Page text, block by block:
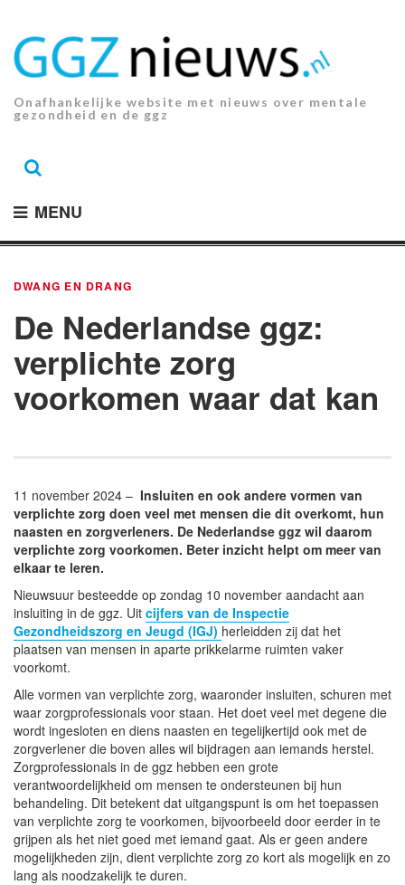
inhoud.
Onafhankelijke website met nieuws over mentale
gezondheid en de ggz
MENU
DWANG EN DRANG
De Nederlandse ggz:
verplichte zorg
voorkomen waar dat kan
11 november 2024 – Insluiten en ook andere vormen van
verplichte zorg doen veel met mensen die dit overkomt, hun
naasten en zorgverleners. De Nederlandse ggz wil daarom
verplichte zorg voorkomen. Beter inzicht helpt om meer van
elkaar te leren.
Nieuwsuur besteedde op zondag 10 november aandacht aan
insluiting in de ggz. Uit cijfers van de Inspectie
Gezondheidszorg en Jeugd (IGJ) herleidden zij dat het
plaatsen van mensen in aparte prikkelarme ruimten vaker
voorkomt.
Alle vormen van verplichte zorg, waaronder insluiten, schuren met
waar zorgprofessionals voor staan. Het doet veel met degene die
wordt ingesloten en diens naasten en tegelijkertijd ook met de
zorgverlener die boven alles wil bijdragen aan iemands herstel.
Zorgprofessionals in de ggz hebben een grote
verantwoordelijkheid om mensen te ondersteunen bij hun
behandeling. Dit betekent dat uitgangspunt is om het toepassen
van verplichte zorg te voorkomen, bijvoorbeeld door eerder in te
grijpen als het niet goed met iemand gaat. Als er geen andere
mogelijkheden zijn, dient verplichte zorg zo kort als mogelijk en zo
lang als noodzakelijk te duren.